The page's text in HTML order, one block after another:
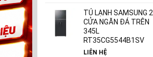
TỦ LẠNH SAMSUNG 2
CỬA NGĂN ĐÁ TRÊN
345L
RT35CG5544B1SV
LIÊN HỆ